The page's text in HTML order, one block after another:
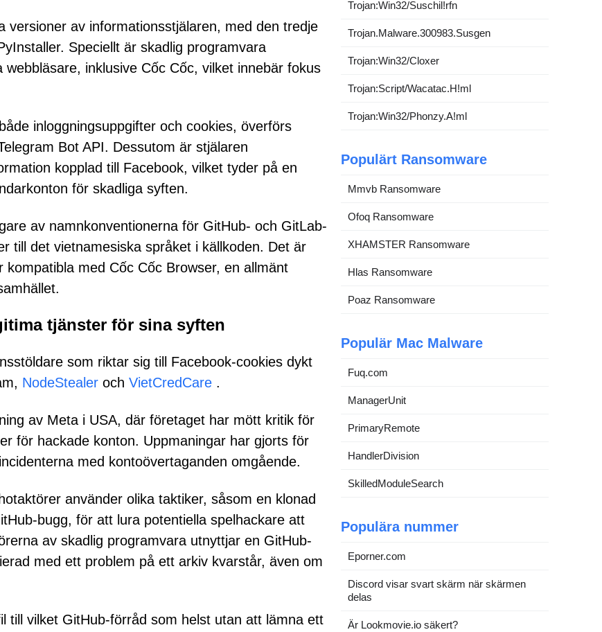
versioner av informationsstjälaren, med den tredje
Speciellt är skadlig programvara
inklusive Cốc Cốc, vilket innebär fokus
inloggningsuppgifter och cookies, överförs
Bot API. Dessutom är stjälaren
kopplad till Facebook, vilket tyder på en
för skadliga syften.
av namnkonventionerna för GitHub- och GitLab-
till det vietnamesiska språket i källkoden. Det är
med Cốc Cốc Browser, en allmänt
tjänster för sina syften
som riktar sig till Facebook-cookies dykt
NodeStealer och VietCredCare .
av Meta i USA, där företaget har mött kritik för
för hackade konton. Uppmaningar har gjorts för
med kontoövertaganden omgående.
använder olika taktiker, såsom en klonad
bugg, för att lura potentiella spelhackare att
av skadlig programvara utnyttjar en GitHub-
med ett problem på ett arkiv kvarstår, även om
till vilket GitHub-förråd som helst utan att lämna ett
Trojan:Win32/Suschil!rfn
Trojan.Malware.300983.Susgen
Trojan:Win32/Cloxer
Trojan:Script/Wacatac.H!ml
Trojan:Win32/Phonzy.A!ml
Populärt Ransomware
Mmvb Ransomware
Ofoq Ransomware
XHAMSTER Ransomware
Hlas Ransomware
Poaz Ransomware
Populär Mac Malware
Fuq.com
ManagerUnit
PrimaryRemote
HandlerDivision
SkilledModuleSearch
Populära nummer
Eporner.com
Discord visar svart skärm när skärmen
delas
Är Lookmovie.io säkert?